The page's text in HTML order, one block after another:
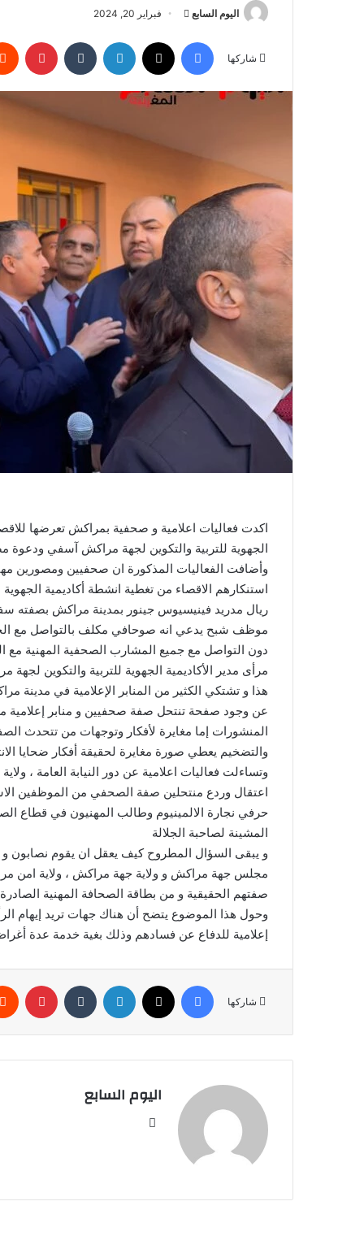
اليوم السابع
أرسل
إلكترونيا
فبراير 20, 2024
شاركها
فيسبوك لينكدإن
اكدت فعاليات اعلامية و صحفية بمراكش تعرضها
الجهوية للتربية والتكوين لجهة مراكش آسفي
استنكارهم الاقصاء من تغطية انشطة أكاديمية
ريال مدريد فينيسيوس جينور بمدينة مراكش بصفته
موظف شبح يدعي انه صوحافي مكلف بالتواصل مع
دون التواصل مع جميع المشارب الصحفية المهنية مع
مرأى مدير الأكاديمية الجهوية للتربية والتكوين
هذا و تشتكي الكثير من المنابر الإعلامية في مدينة
عن وجود صفحة تنتحل صفة صحفيين و منابر إعلامية
المنشورات إما مغايرة لأفكار وتوجهات من تتحدث
والتضخيم يعطي صورة مغايرة لحقيقة أفكار ضحايا
وتساءلت فعاليات اعلامية عن دور النيابة العامة
اعتقال وردع منتحلين صفة الصحفي من الموظفين
حرفي نجارة الالمينيوم وطالب المهنيون في قطاع
المشينة لصاحبة الجلالة
و يبقى السؤال المطروح كيف يعقل ان يقوم
مجلس جهة مراكش و ولاية جهة مراكش ، ولاية امن
صفتهم الحقيقية و من بطاقة الصحافة المهنية الصادرة
وحول هذا الموضوع يتضح أن هناك جهات تريد إيهام
إعلامية للدفاع عن فسادهم وذلك بغية خدمة عدة
شاركها
فيسبوك لينكدإن
اليوم السابع